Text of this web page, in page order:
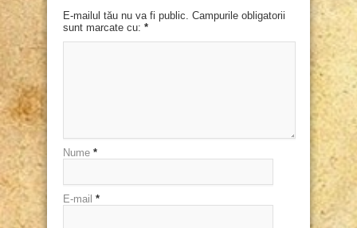
E-mailul tău nu va fi public. Campurile obligatorii
sunt marcate cu: *
Nume *
E-mail *